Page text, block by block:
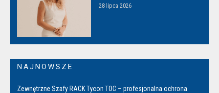
28 lipca 2026
NAJNOWSZE
Zewnętrzne Szafy RACK Tycon TOC – profesjonalna ochrona